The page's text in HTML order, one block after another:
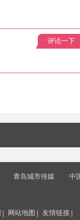
评论一下
青岛城市传媒 中
网站地图 友情链接